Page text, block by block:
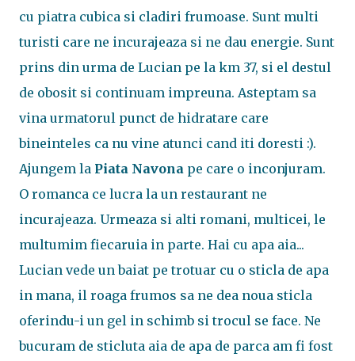
cu piatra cubica si cladiri frumoase. Sunt multi
turisti care ne incurajeaza si ne dau energie. Sunt
prins din urma de Lucian pe la km 37, si el destul
de obosit si continuam impreuna. Asteptam sa
vina urmatorul punct de hidratare care
bineinteles ca nu vine atunci cand iti doresti :).
Ajungem la Piata Navona pe care o inconjuram.
O romanca ce lucra la un restaurant ne
incurajeaza. Urmeaza si alti romani, multicei, le
multumim fiecaruia in parte. Hai cu apa aia...
Lucian vede un baiat pe trotuar cu o sticla de apa
in mana, il roaga frumos sa ne dea noua sticla
oferindu-i un gel in schimb si trocul se face. Ne
bucuram de sticluta aia de apa de parca am fi fost